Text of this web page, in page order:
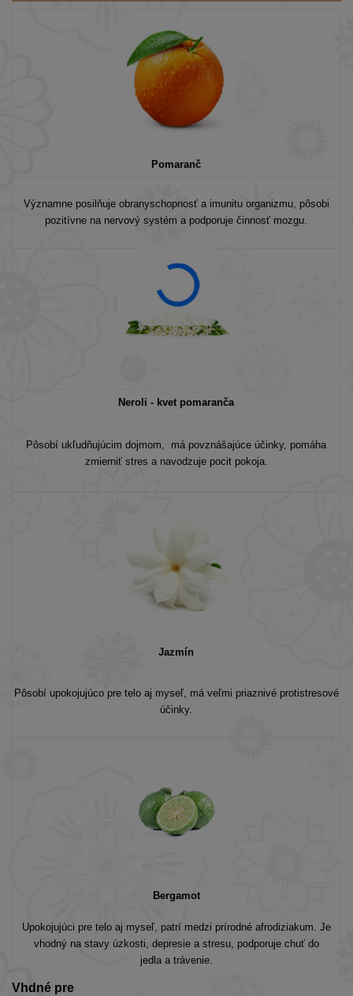
Pomaranč
Významne posilňuje obranyschopnosť a imunitu organizmu, pôsobi
pozitívne na nervový systém a podporuje činnosť mozgu.
Neroli - kvet pomaranča
Pôsobí ukľudňujúcim dojmom, má povznášajúce účinky, pomáha
zmierniť stres a navodzuje pocit pokoja.
Jazmín
Pôsobí upokojujúco pre telo aj myseľ, má veľmi priaznivé protistresové
účinky.
Bergamot
Upokojujúci pre telo aj myseľ, patrí medzi prírodné afrodiziakum. Je
vhodný na stavy úzkosti, depresie a stresu, podporuje chuť do
jedla a trávenie.
Vhdné pre